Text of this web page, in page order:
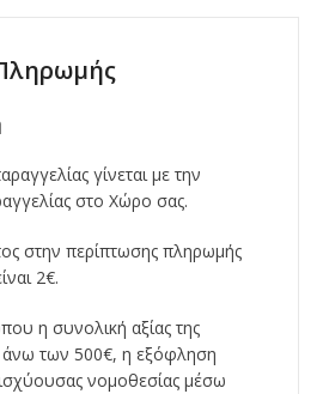
γίνεται με την
στο Χώρο σας.
στην περίπτωσης πληρωμής
2€.
η συνολική αξίας της
άνω των 500€, η εξόφληση
νομοθεσίας μέσω